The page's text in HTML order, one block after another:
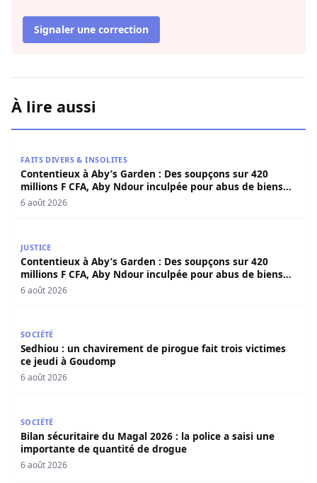
Signaler une correction
À lire aussi
FAITS DIVERS & INSOLITES
Contentieux à Aby’s Garden : Des soupçons sur 420
millions F CFA, Aby Ndour inculpée pour abus de biens
sociaux
6 août 2026
JUSTICE
Contentieux à Aby’s Garden : Des soupçons sur 420
millions F CFA, Aby Ndour inculpée pour abus de biens
sociaux
6 août 2026
SOCIÉTÉ
Sedhiou : un chavirement de pirogue fait trois victimes
ce jeudi à Goudomp
6 août 2026
SOCIÉTÉ
Bilan sécuritaire du Magal 2026 : la police a saisi une
importante de quantité de drogue
6 août 2026